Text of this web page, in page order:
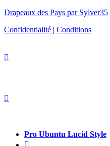
Drapeaux des Pays par Sylver35
Confidentialité | Conditions
Pro Ubuntu Lucid Style